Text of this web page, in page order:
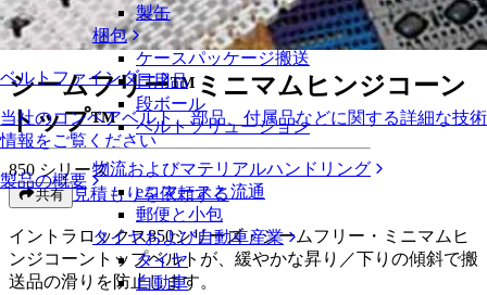
ベルトファインダー
当社のコンベアベルト、部品、付属品などに関する詳細な技術
情報をご覧ください
製品の概要
製缶
梱包
ケースパッケージ搬送
日用品
段ボール
ベルトソリューション
物流およびマテリアルハンドリング
eコマースと流通
郵便と小包
タイヤおよび自動車産業
タイヤ
自動車
850 シリーズ
シームフリー™ミニマムヒンジコーントップ™
シームフリー™ミニマムヒンジコーン
トップ™
850 シリーズ
共有 見積もりを依頼する
イントラロックス850シリーズ・シームフリー・ミニマムヒ
ンジコーントップベルトが、緩やかな昇り／下りの傾斜で搬
送品の滑りを防止します。